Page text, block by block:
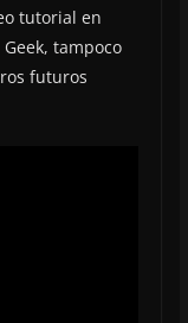
tutorial en
tampoco
futuros